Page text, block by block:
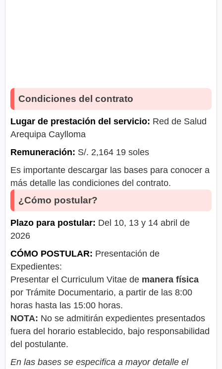
Condiciones del contrato
Lugar de prestación del servicio: Red de Salud
Arequipa Caylloma
Remuneración: S/. 2,164 19 soles
Es importante descargar las bases para conocer a
más detalle las condiciones del contrato.
¿Cómo postular?
Plazo para postular: Del 10, 13 y 14 abril de
2026
CÓMO POSTULAR: Presentación de
Expedientes:
Presentar el Curriculum Vitae de manera física
por Trámite Documentario, a partir de las 8:00
horas hasta las 15:00 horas.
NOTA: No se admitirán expedientes presentados
fuera del horario establecido, bajo responsabilidad
del postulante.
En las bases se especifica a mayor detalle el